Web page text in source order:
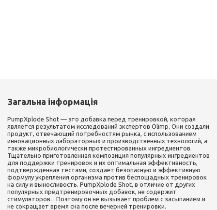
Загальна інформація
PumpXplode Shot — это добавка перед тренировкой, которая
является результатом исследований экспертов Olimp. Они создали
продукт, отвечающий потребностям рынка, с использованием
инновационных лабораторных и производственных технологий, а
также микробиологически протестированных ингредиентов.
Тщательно приготовленная композиция популярных ингредиентов
для поддержки тренировок и их оптимальная эффективность,
подтвержденная тестами, создает безопасную и эффективную
формулу укрепления организма против беспощадных тренировок
на силу и выносливость. PumpXplode Shot, в отличие от других
популярных предтренировочных добавок, не содержит
стимуляторов. . Поэтому он не вызывает проблем с засыпанием и
не сокращает время сна после вечерней тренировки.